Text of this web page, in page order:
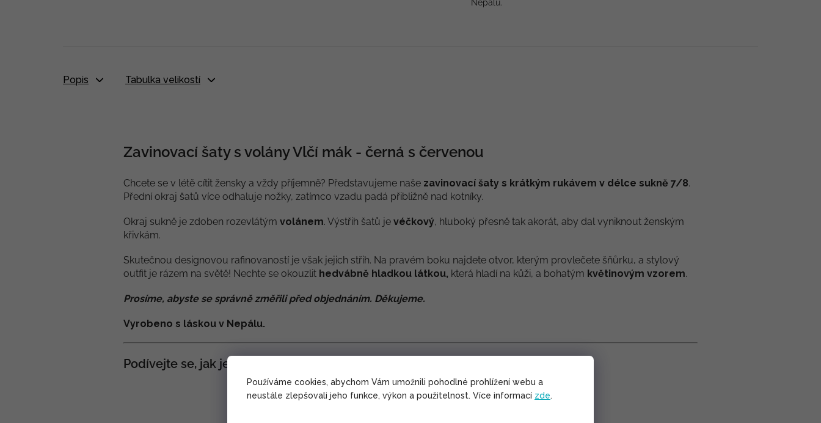
Používáme cookies, abychom Vám umožnili pohodlné prohlížení webu a
neustále zlepšovali jeho funkce, výkon a použitelnost. Více informací zde.
Nepálu.
Popis Tabulka velikostí
Zavinovací šaty s volány Vlčí mák - černá s červenou
Chcete se v létě cítit žensky a vždy příjemně? Představujeme naše zavinovací šaty s krátkým rukávem v délce sukně 7/8.
Přední okraj šatů více odhaluje nožky, zatímco vzadu padá přibližně nad kotníky.
Okraj sukně je zdoben rozevlátým volánem. Výstřih šatů je véčkový, hluboký přesně tak akorát, aby dal vyniknout ženským
křivkám.
Skutečnou designovou rafinovaností je však jejich střih. Na pravém boku najdete otvor, kterým provlečete šňůrku, a stylový
outfit je rázem na světě! Nechte se okouzlit hedvábně hladkou látkou, která hladí na kůži, a bohatým květinovým vzorem.
Prosíme, abyste se správně změřili před objednáním. Děkujeme.
Vyrobeno s láskou v Nepálu.
Podívejte se, jak je snadné naše zavinovací šaty zavázat: